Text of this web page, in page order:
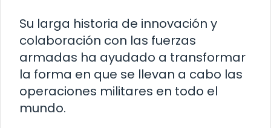
Su larga historia de innovación y
colaboración con las fuerzas
armadas ha ayudado a transformar
la forma en que se llevan a cabo las
operaciones militares en todo el
mundo.